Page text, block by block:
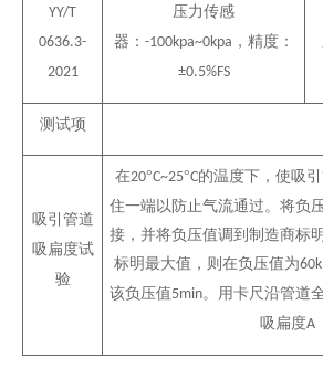
YY/T
0636.3-
2021
压力传感
器 ： -100kpa~0kpa ，精度：
±0.5%FS
测试项
吸引管道
吸扁度试
验
在20°C~25°C的温度下，使吸
住一端以防止气流通过。将负
接，并将负压值调到制造商标
标明最大值，则在负压值为
该负压值5min。用卡尺沿管道
吸扁度A